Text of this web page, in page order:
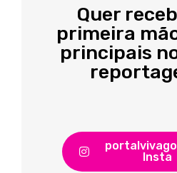
Quer
primeira
principais
Insta